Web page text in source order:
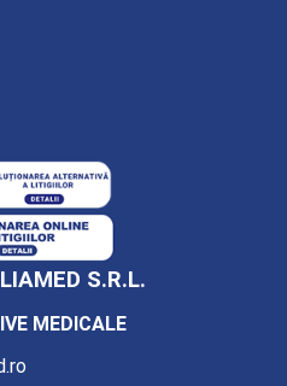
S.R.L.
MEDICALE